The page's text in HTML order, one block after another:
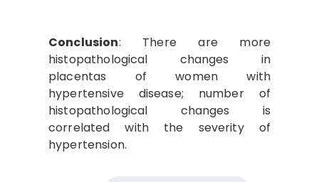
Conclusion: There are more
histopathological changes in
placentas of women with
hypertensive disease; number of
histopathological changes is
correlated with the severity of
hypertension.